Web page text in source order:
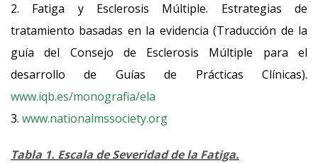
2. Fatiga y Esclerosis Múltiple. Estrategias de
tratamiento basadas en la evidencia (Traducción de la
guía del Consejo de Esclerosis Múltiple para el
desarrollo de Guías de Prácticas Clínicas).
www.iqb.es/monografia/ela
3. www.nationalmssociety.org
Tabla 1. Escala de Severidad de la Fatiga.